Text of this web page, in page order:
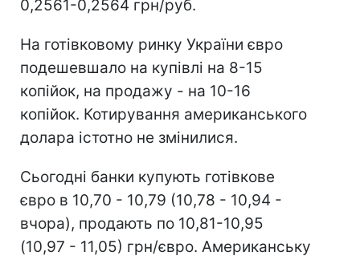
0,2561-0,2564 грн/руб.
На готівковому ринку України євро
подешевшало на купівлі на 8-15
копійок, на продажу - на 10-16
копійок. Котирування американського
долара істотно не змінилися.
Сьогодні банки купують готівкове
євро в 10,70 - 10,79 (10,78 - 10,94 -
вчора), продають по 10,81-10,95
(10,97 - 11,05) грн/євро. Американську